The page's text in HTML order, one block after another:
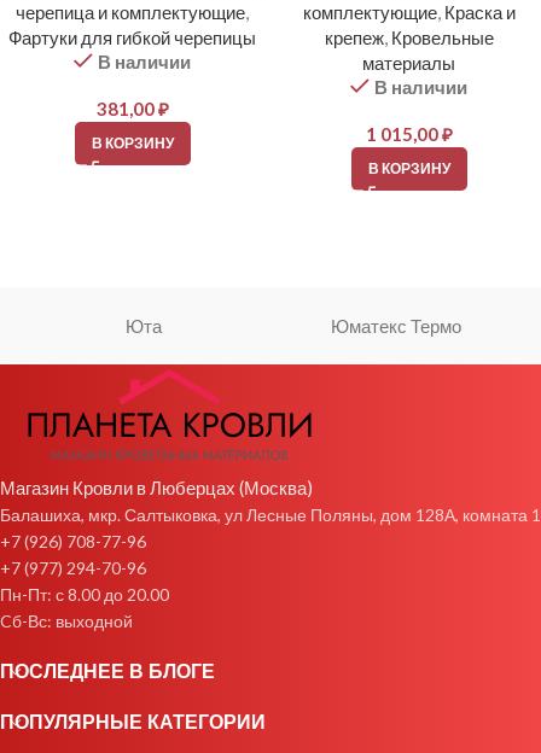
черепица и комплектующие,
Фартуки для гибкой черепицы
В наличии
381,00₽
В КОРЗИНУ
комплектующие, Краска и
крепеж, Кровельные
материалы
В наличии
1 015,00₽
В КОРЗИНУ
Юта Юматекс Термо
Магазин Кровли в Люберцах (Москва)
Балашиха, мкр. Салтыковка, ул Лесные Поляны, дом 128А, комната 1
+7 (926) 708-77-96
+7 (977) 294-70-96
Пн-Пт: с 8.00 до 20.00
Cб-Вс: выходной
ПОСЛЕДНЕЕ В БЛОГЕ
ПОПУЛЯРНЫЕ КАТЕГОРИИ